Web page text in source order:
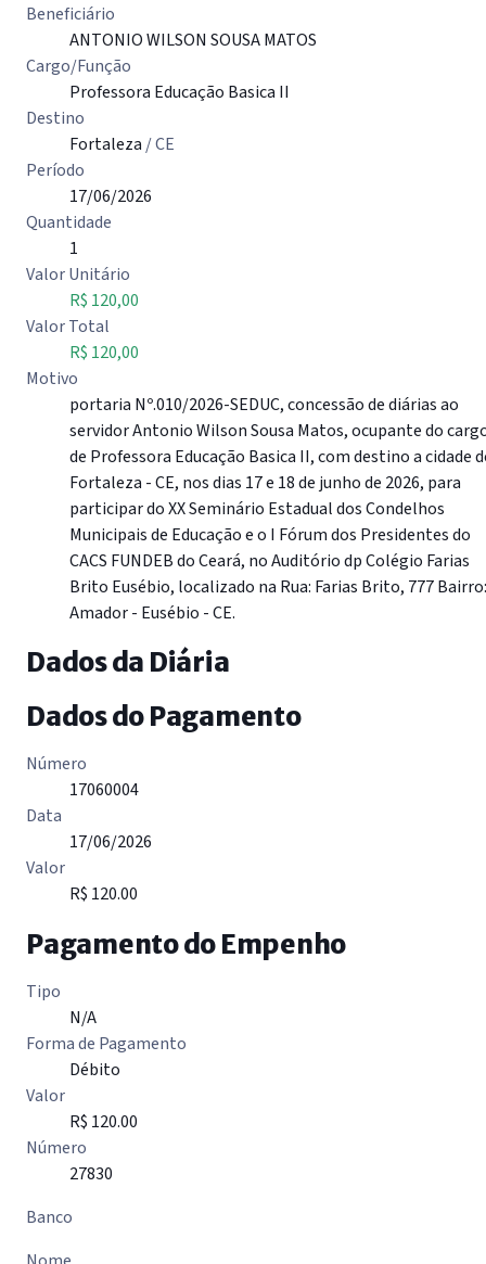
Beneficiário
ANTONIO WILSON SOUSA MATOS
Cargo/Função
Professora Educação Basica II
Destino
Fortaleza / CE
Período
17/06/2026
Quantidade
1
Valor Unitário
R$ 120,00
Valor Total
R$ 120,00
Motivo
portaria Nº.010/2026-SEDUC, concessão de diárias ao
servidor Antonio Wilson Sousa Matos, ocupante do
de Professora Educação Basica II, com destino a cidade
Fortaleza - CE, nos dias 17 e 18 de junho de 2026, para
participar do XX Seminário Estadual dos Condelhos
Municipais de Educação e o I Fórum dos Presidentes do
CACS FUNDEB do Ceará, no Auditório dp Colégio Farias
Brito Eusébio, localizado na Rua: Farias Brito, 777 Bairro:
Amador - Eusébio - CE.
Dados da Diária
Dados do Pagamento
Número
17060004
Data
17/06/2026
Valor
R$ 120.00
Pagamento do Empenho
Tipo
N/A
Forma de Pagamento
Débito
Valor
R$ 120.00
Número
27830
Banco